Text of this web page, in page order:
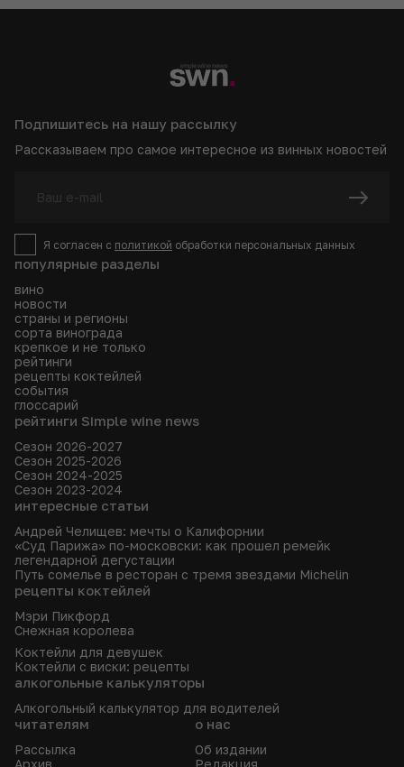
популярные разделы
вино
новости
страны и регионы
сорта винограда
крепкое и не только
рейтинги
рецепты коктейлей
события
глоссарий
рейтинги Simple wine news
Сезон 2026-2027
Сезон 2025-2026
Сезон 2024-2025
Сезон 2023-2024
интересные статьи
Андрей Челищев: мечты о Калифорнии
«Суд Парижа» по-московски: как прошел ремейк
легендарной дегустации
Путь сомелье в ресторан с тремя звездами Michelin
рецепты коктейлей
Мэри Пикфорд
Снежная королева
Коктейли для девушек
Коктейли с виски: рецепты
алкогольные калькуляторы
Алкогольный калькулятор для водителей
читателям
Рассылка
Архив
о нас
Об издании
Редакция
Подпишитесь на нашу рассылку
Рассказываем про самое интересное из винных новостей
Я согласен с политикой обработки персональных данных